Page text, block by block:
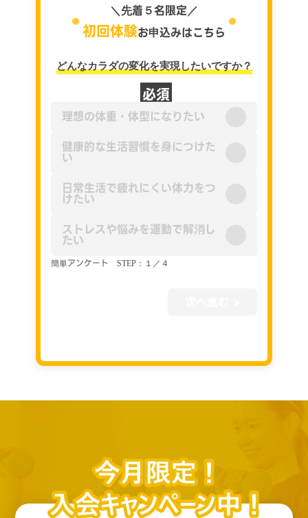
＼先着５名限定／
初回体験お申込みはこちら
どんなカラダの変化を実現したいですか？
必須
理想の体重・体型になりたい
健康的な生活習慣を身につけた
い
日常生活で疲れにくい体力をつ
けたい
ストレスや悩みを運動で解消し
たい
簡単アンケート STEP：１／４